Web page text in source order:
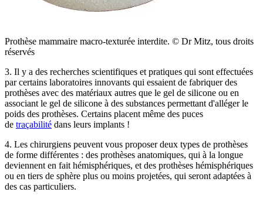
Prothèse mammaire macro-texturée interdite. © Dr Mitz, tous droits
réservés
3. Il y a des recherches scientifiques et pratiques qui sont effectuées
par certains laboratoires innovants qui essaient de fabriquer des
prothèses avec des matériaux autres que le gel de silicone ou en
associant le gel de silicone à des substances permettant d'alléger le
poids des prothèses. Certains placent même des puces
de traçabilité dans leurs implants !
4. Les chirurgiens peuvent vous proposer deux types de prothèses
de forme différentes : des prothèses anatomiques, qui à la longue
deviennent en fait hémisphériques, et des prothèses hémisphériques
ou en tiers de sphère plus ou moins projetées, qui seront adaptées à
des cas particuliers.